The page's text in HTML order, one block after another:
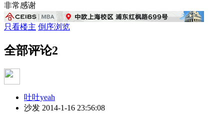
非常感谢
只看楼主 倒序浏览
全部评论2
吐吐yeah
沙发 2014-1-16 23:56:08